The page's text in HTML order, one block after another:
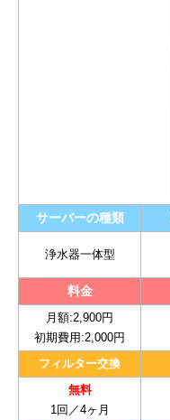
サーバーの種類
浄水器一体型
料金
月額:2,900円
初期費用:2,000円
フィルター交換
無料
1回／4ヶ月